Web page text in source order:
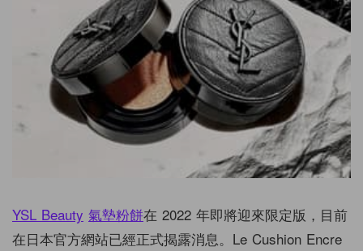
YSL Beauty 氣墊粉餅在 2022 年即將迎來限定版，目前
在日本官方網站已經正式揭露消息。Le Cushion Encre